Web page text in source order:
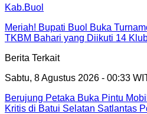
Kab.Buol
Meriah! Bupati Buol Buka
TKBM Bahari yang Diikuti 14
Berita Terkait
Sabtu, 8 Agustus 2026 - 00:33
Berujung Petaka Buka Pintu
Kritis di Batui Selatan Satlantas